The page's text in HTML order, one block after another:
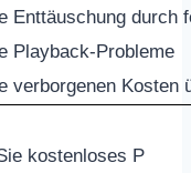
Enttäuschung durch
Playback-Probleme
verborgenen Kosten
kostenloses P